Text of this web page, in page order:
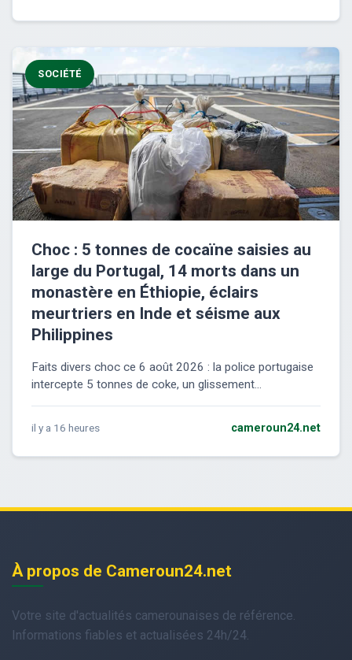
SOCIÉTÉ
Choc : 5 tonnes de cocaïne saisies au
large du Portugal, 14 morts dans un
monastère en Éthiopie, éclairs
meurtriers en Inde et séisme aux
Philippines
Faits divers choc ce 6 août 2026 : la police portugaise
intercepte 5 tonnes de coke, un glissement...
il y a 16 heures cameroun24.net
À propos de Cameroun24.net
Votre site d'actualités camerounaises de référence.
Informations fiables et actualisées 24h/24.